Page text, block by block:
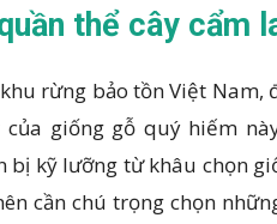
thể cây cẩm
rừng bảo tồn Việt Nam,
giống gỗ quý hiếm
kỹ lưỡng từ khâu chọn
cần chú trọng chọn